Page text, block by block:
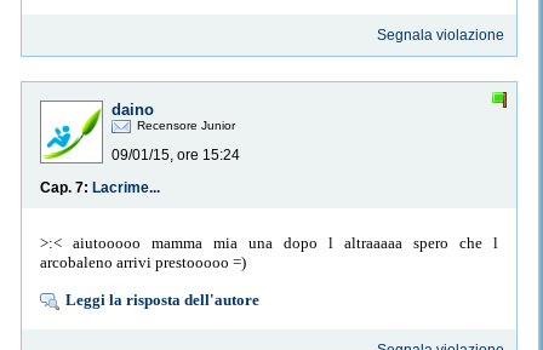
Segnala violazione
daino
Recensore Junior
09/01/15, ore 15:24
Cap. 7: Lacrime...
>:< aiutooooo mamma mia una dopo l altraaaaa spero che l
arcobaleno arrivi prestooooo =)
Leggi la risposta dell'autore